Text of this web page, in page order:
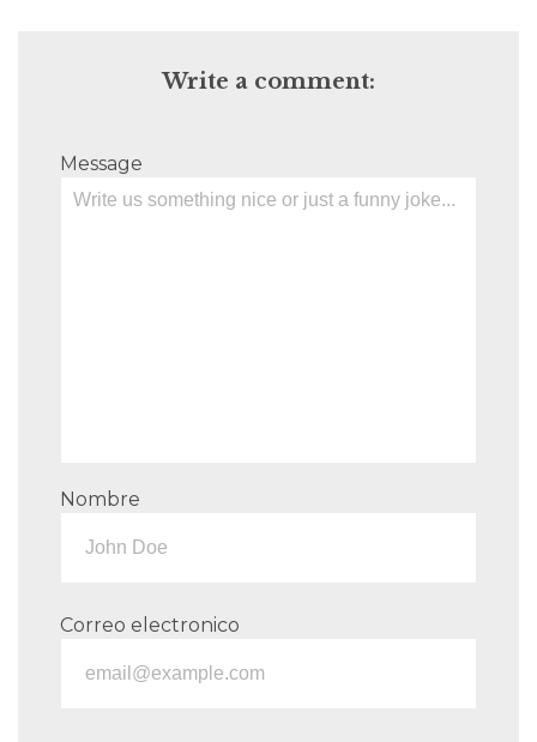
Write a comment:
Message
Nombre
Correo electronico